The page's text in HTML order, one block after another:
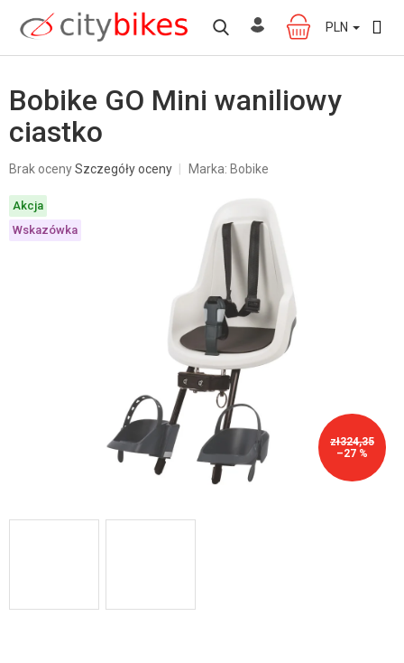
treści
KOSZYK
PLN
Bobike GO Mini waniliowy
ciastko
Średnia
produktu
wynosi
0,0
Brak ocenySzczegóły oceny Marka: Bobike
zł324,35
–27 %
Akcja
Wskazówka